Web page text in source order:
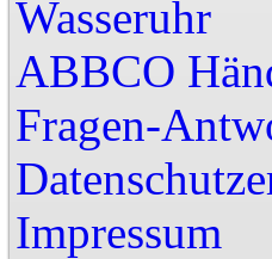
Wasseruhr
ABBCO
Fragen-